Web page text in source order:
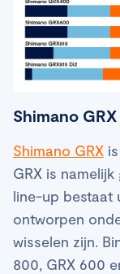
Shimano
Shimano GRX
GRX is
line-up bestaat
ontworpen
wisselen zijn.
800, GRX 600